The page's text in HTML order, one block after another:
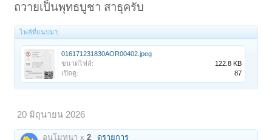
ถวายเป็นพุทธบูชา สาธุครับ
ไฟล์ที่แนบมา:
016171231830AOR00402.jpeg
ขนาดไฟล์:
122.8 KB
เปิดดู:
87
20 มิถุนายน 2026
อนุโมทนา x2 ดูรายการ